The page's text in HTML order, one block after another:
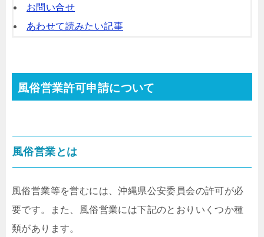
お問い合せ
あわせて読みたい記事
風俗営業許可申請について
風俗営業とは
風俗営業等を営むには、沖縄県公安委員会の許可が必
要です。また、風俗営業には下記のとおりいくつか種
類があります。